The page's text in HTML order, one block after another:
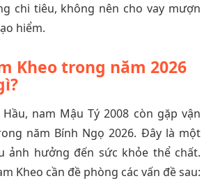
chi tiêu, không nên cho vay mượn
hiểm.
Kheo trong năm 2026
nam Mậu Tý 2008 còn gặp vận
năm Bính Ngọ 2026. Đây là một
ảnh hưởng đến sức khỏe thể chất.
Kheo cần đề phòng các vấn đề sau: